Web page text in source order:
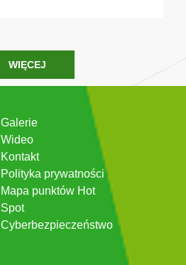
WIĘCEJ
Galerie
Wideo
Kontakt
Polityka prywatności
Mapa punktów Hot
Spot
Cyberbezpieczeństwo